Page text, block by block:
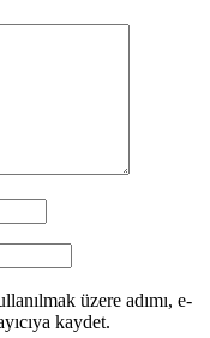
üzere adımı, e-
kaydet.